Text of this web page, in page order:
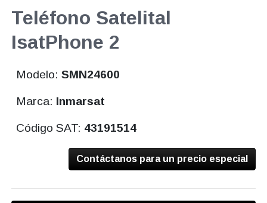
Teléfono Satelital
IsatPhone 2
Modelo:SMN24600
Marca: Inmarsat
Código SAT: 43191514
Contáctanos para un precio especial